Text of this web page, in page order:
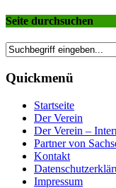
Seite durchsuchen
Quickmenü
Startseite
Der Verein
Der Verein –
Partner von
Kontakt
Impressum